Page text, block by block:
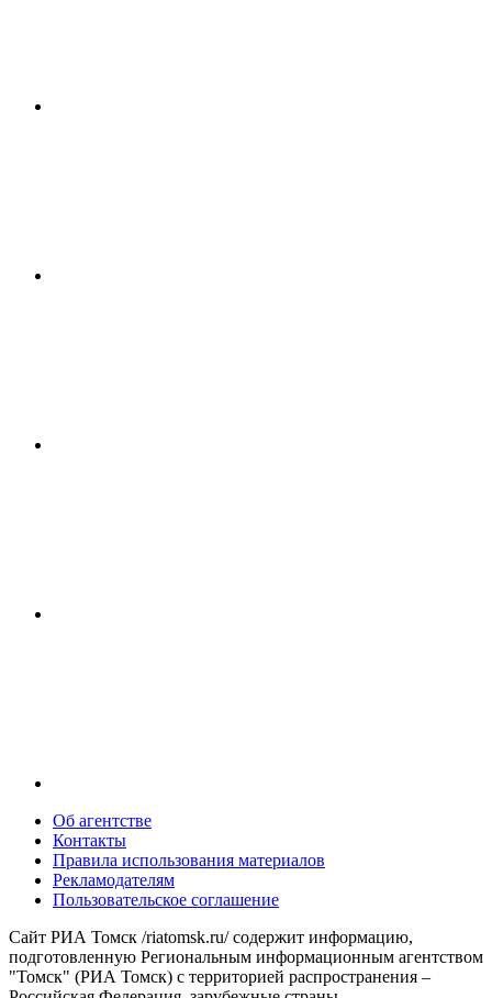
Об агентстве
Контакты
Правила использования материалов
Рекламодателям
Пользовательское соглашение
Сайт РИА Томск /riatomsk.ru/ содержит информацию,
подготовленную Региональным информационным агентством
"Томск" (РИА Томск) с территорией распространения –